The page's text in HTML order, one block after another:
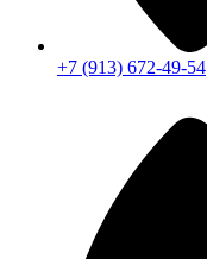
+7 (913) 672-49-54